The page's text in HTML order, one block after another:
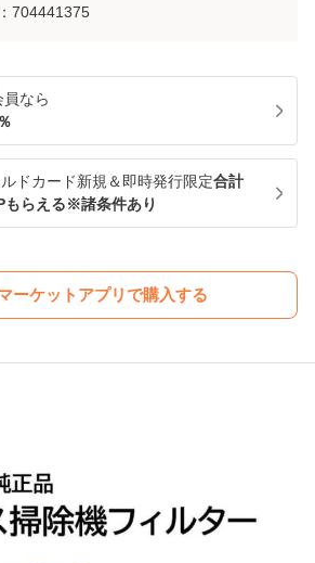
704441375
員なら
％
ドカード新規＆即時発行限定合計
もらえる※諸条件あり
ーケットアプリで購入する